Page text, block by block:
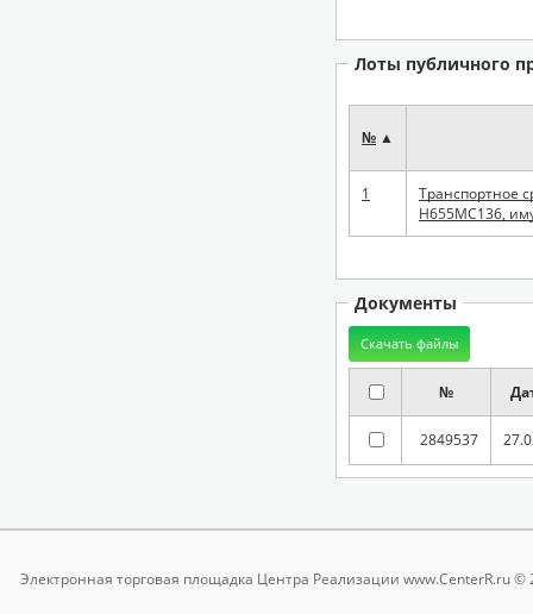
Лоты публичного
№ ▲
1
Транспортное
Н655МС136,
Документы
№
2849537
Электронная торговая площадка Центра Реализации www.CenterR.ru ©